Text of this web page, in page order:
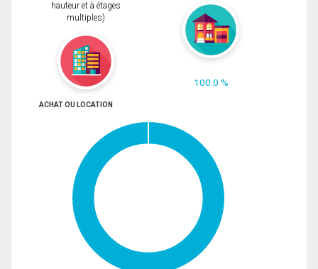
hauteur et à étages
multiples)
100.0 %
ACHAT OU LOCATION